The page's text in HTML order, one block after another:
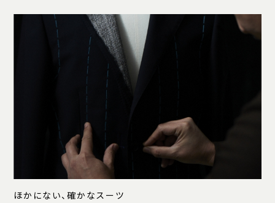
ほかにない、確かなスーツ